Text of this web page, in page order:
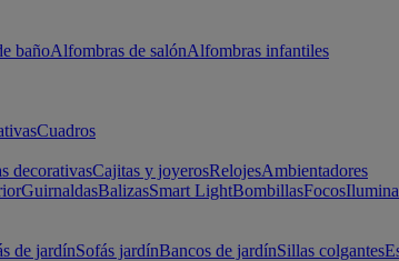
bañoAlfombras de salónAlfombras infantiles
Cuadros
decorativasCajitas y joyerosRelojesAmbientadores
GuirnaldasBalizasSmart LightBombillasFocos
de jardínSofás jardínBancos de jardínSillas colgantes